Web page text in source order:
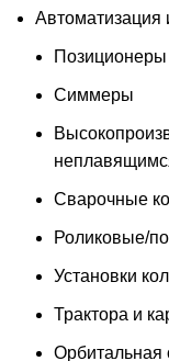
Автоматизация
Позиционеры
Симмеры
Сварочные
Роликовые/
Установки
Трактора и
Орбитальная